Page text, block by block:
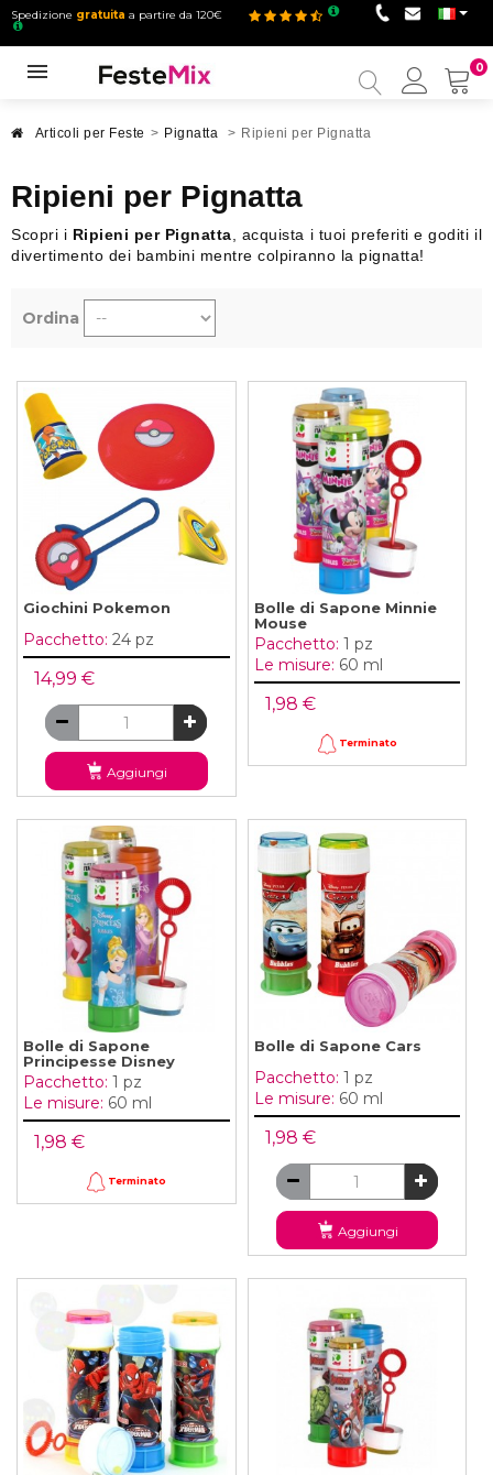
Spedizione gratuita a partire da 120€
0
mio
Articoli per Feste > Pignatta > Ripieni per Pignatta
Ripieni per Pignatta
Scopri i Ripieni per Pignatta , acquista i tuoi preferiti e goditi il
divertimento dei bambini mentre colpiranno la pignatta!
Ordina
Giochini Pokemon
Pacchetto: 24 pz
14,99 €
Aggiungi
Bolle di Sapone Minnie
Mouse
Pacchetto: 1 pz
Le misure: 60 ml
1,98 €
Terminato
Bolle di Sapone
Principesse Disney
Pacchetto: 1 pz
Le misure: 60 ml
1,98 €
Terminato
Bolle di Sapone Cars
Pacchetto: 1 pz
Le misure: 60 ml
1,98 €
Aggiungi